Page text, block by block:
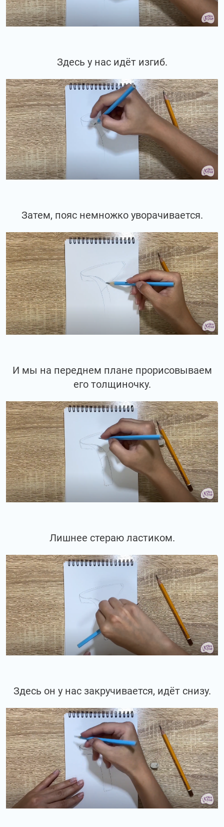
Здесь у нас идёт изгиб.
Затем, пояс немножко уворачивается.
И мы на переднем плане прорисовываем
его толщиночку.
Лишнее стераю ластиком.
Здесь он у нас закручивается, идёт снизу.